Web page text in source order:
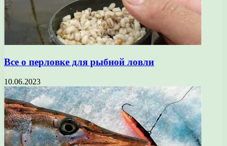
Все о перловке для рыбной ловли
10.06.2023